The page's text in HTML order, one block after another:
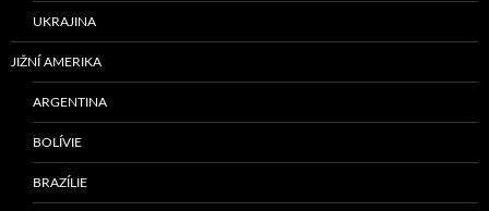
UKRAJINA
JIŽNÍ AMERIKA
ARGENTINA
BOLÍVIE
BRAZÍLIE